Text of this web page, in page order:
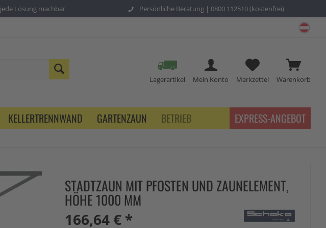
jede Lösung machbar Persönliche Beratung | 0800 112510 (kostenfrei)
Warenkorb
Merkzettel
Mein Konto
Lagerartikel
KELLERTRENNWAND GARTENZAUN BETRIEB EXPRESS-ANGEBOT
STADTZAUN MIT PFOSTEN UND ZAUNELEMENT,
HÖHE 1000 MM
166,64 € *